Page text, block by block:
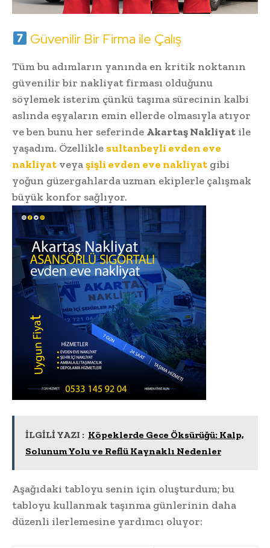
Güvenilir Bir Firma ile Çalış
Tüm bu adımların yanında en kritik noktanın
güvenilir bir nakliyat firması olduğunu
söylemek isterim çünkü taşıma sürecinin kalbi
aslında eşyaların emin ellerde olmasıyla atıyor
ve ben bunu her seferinde Akartaş Nakliyat ile
yaşadım. Özellikle sultanbeyli evden eve
nakliyat veyaşişli evden eve nakliyat gibi
yoğun güzergahlarda uzman ekiplerle çalışmak
büyük konfor sağlıyor.
İLGİLİ YAZI : Köpeklerde Gece Öksürüğü: Kalp,
Solunum Yolu ve Reflü Kaynaklı Nedenler
Aşağıdaki tabloyu senin için oluşturdum; bu
tabloyu kullanmak taşınma günlerinin daha
düzenli ilerlemesine yardımcı oluyor: